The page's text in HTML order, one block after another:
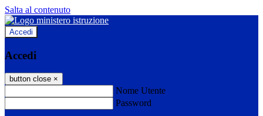
Salta al contenuto
Accedi
Accedi
button close ×
Nome Utente
Password